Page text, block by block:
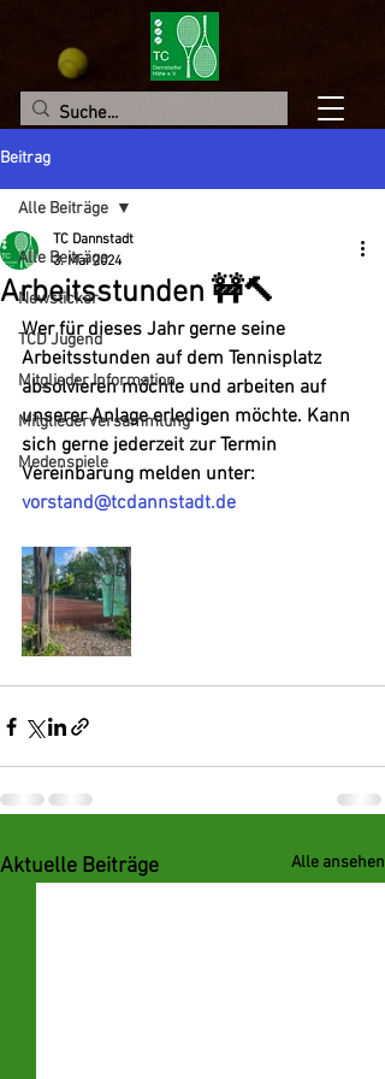
Beitrag
Alle Beiträge
Newsticker
TCD Jugend
Mitglieder Information
Mitgliederversammlung
Medenspiele
Alle Beiträge
Arbeitsstunden 🚧🔨
TC Dannstadt
3. Mai 2024
Wer für dieses Jahr gerne seine
Arbeitsstunden auf dem Tennisplatz
absolvieren möchte und arbeiten auf
unserer Anlage erledigen möchte. Kann
sich gerne jederzeit zur Termin
Vereinbarung melden unter:
vorstand@tcdannstadt.de
Aktuelle Beiträge Alle ansehen